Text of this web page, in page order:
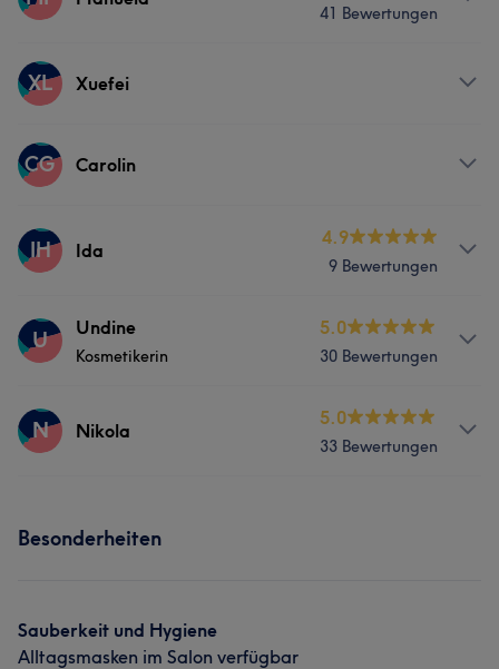
41 Bewertungen
Services
Haarentfernung
XL Xuefei
Services
CG Carolin
Services
IH Ida
4.9
9 Bewertungen
Services
U Undine
Kosmetikerin
5.0
30 Bewertungen
Info
Spezialistin für: Hautberatung, Kosmetikbehandlungen,
Haarentfernung
N Nikola
5.0
33 Bewertungen
Besonderheiten
Sauberkeit und Hygiene
Alltagsmasken im Salon verfügbar